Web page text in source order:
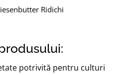
Ridichi
potrivită pentru culturi